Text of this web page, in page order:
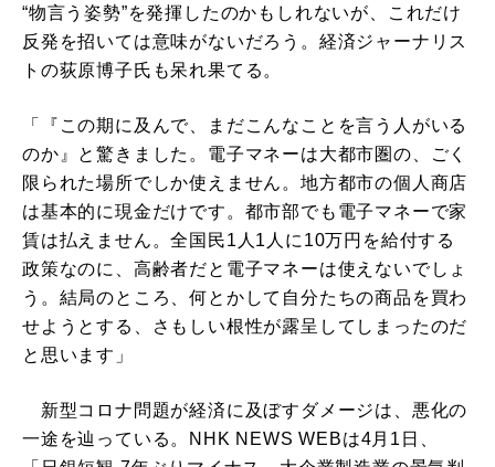
“物言う姿勢”を発揮したのかもしれないが、これだけ
反発を招いては意味がないだろう。経済ジャーナリス
トの荻原博子氏も呆れ果てる。
「『この期に及んで、まだこんなことを言う人がいる
のか』と驚きました。電子マネーは大都市圏の、ごく
限られた場所でしか使えません。地方都市の個人商店
は基本的に現金だけです。都市部でも電子マネーで家
賃は払えません。全国民1人1人に10万円を給付する
政策なのに、高齢者だと電子マネーは使えないでしょ
う。結局のところ、何とかして自分たちの商品を買わ
せようとする、さもしい根性が露呈してしまったのだ
と思います」
新型コロナ問題が経済に及ぼすダメージは、悪化の
一途を辿っている。NHK NEWS WEBは4月1日、